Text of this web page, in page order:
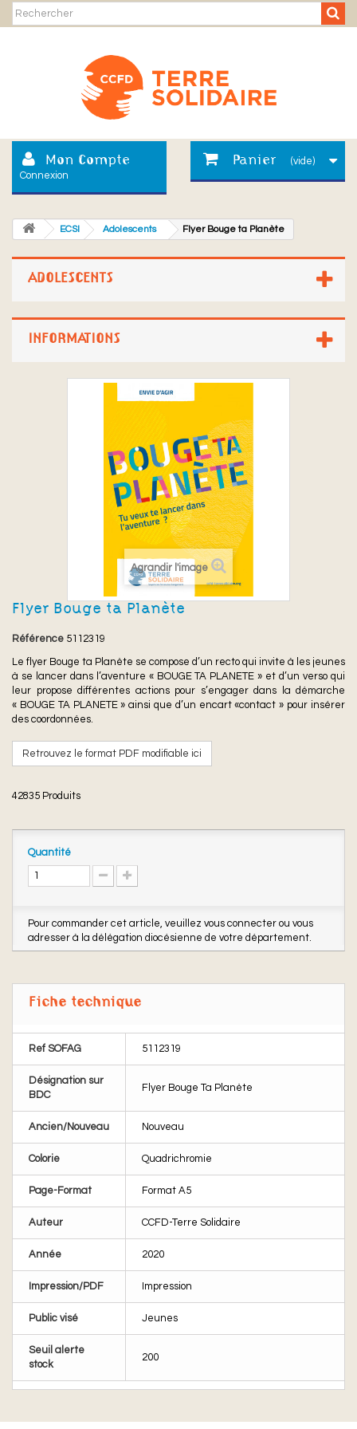
Mon Compte
Connexion
Panier (vide)
ECSI Adolescents Flyer Bouge ta Planète
ADOLESCENTS
INFORMATIONS
Agrandir l'image
Flyer Bouge ta Planète
Référence 5112319
Le flyer Bouge ta Planète se compose d’un recto qui invite à les jeunes
à se lancer dans l’aventure « BOUGE TA PLANETE » et d’un verso qui
leur propose différentes actions pour s’engager dans la démarche
« BOUGE TA PLANETE » ainsi que d’un encart «contact » pour insérer
des coordonnées.
Retrouvez le format PDF modifiable ici
42835 Produits
Quantité
Pour commander cet article, veuillez vous connecter ou vous
adresser à la délégation diocésienne de votre département.
Fiche technique
Ref SOFAG 5112319
Désignation sur
BDC
Flyer Bouge Ta Planète
Ancien/Nouveau Nouveau
Colorie Quadrichromie
Page-Format Format A5
Auteur CCFD-Terre Solidaire
Année 2020
Impression/PDF Impression
Public visé Jeunes
Seuil alerte
stock
200